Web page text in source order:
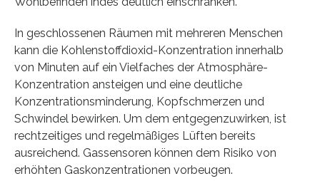
In geschlossenen Räumen mit mehreren Menschen
kann die Kohlenstoffdioxid-Konzentration innerhalb
von Minuten auf ein Vielfaches der Atmosphäre-
Konzentration ansteigen und eine deutliche
Konzentrationsminderung, Kopfschmerzen und
Schwindel bewirken. Um dem entgegenzuwirken, ist
rechtzeitiges und regelmäßiges Lüften bereits
ausreichend. Gassensoren können dem Risiko von
erhöhten Gaskonzentrationen vorbeugen.